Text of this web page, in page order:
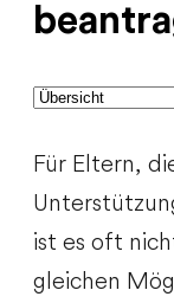
Für Eltern,
ist es oft
gleichen